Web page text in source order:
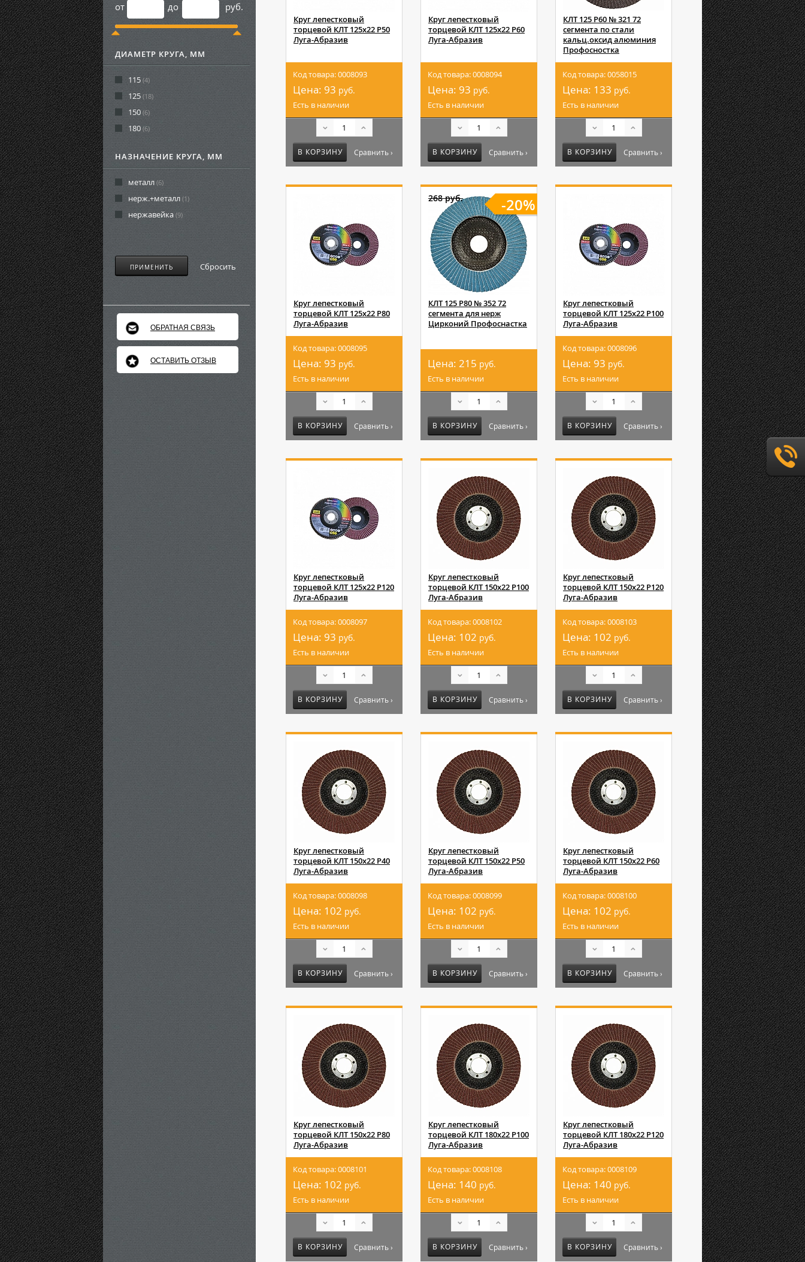
Круг лепестковый
торцевой КЛТ 125х22 Р50
Луга-Абразив
Код товара: 0008093
Цена: 93 руб.
Есть в наличии
В КОРЗИНУ Сравнить ›
Круг лепестковый
торцевой КЛТ 125х22 Р60
Луга-Абразив
Код товара: 0008094
Цена: 93 руб.
Есть в наличии
В КОРЗИНУ Сравнить ›
КЛТ 125 Р60 № 321 72
сегмента по стали
кальц.оксид алюминия
Профосностка
Код товара: 0058015
Цена: 133 руб.
Есть в наличии
В КОРЗИНУ Сравнить ›
Круг лепестковый
торцевой КЛТ 125х22 Р80
Луга-Абразив
Код товара: 0008095
Цена: 93 руб.
Есть в наличии
В КОРЗИНУ Сравнить ›
КЛТ 125 Р80 № 352 72
сегмента для нерж
Цирконий Профоснастка
-20%
268 руб.
Цена: 215 руб.
Есть в наличии
В КОРЗИНУ Сравнить ›
Круг лепестковый
торцевой КЛТ 125х22 Р100
Луга-Абразив
Код товара: 0008096
Цена: 93 руб.
Есть в наличии
В КОРЗИНУ Сравнить ›
Круг лепестковый
торцевой КЛТ 125х22 Р120
Луга-Абразив
Код товара: 0008097
Цена: 93 руб.
Есть в наличии
В КОРЗИНУ Сравнить ›
Круг лепестковый
торцевой КЛТ 150х22 Р100
Луга-Абразив
Код товара: 0008102
Цена: 102 руб.
Есть в наличии
В КОРЗИНУ Сравнить ›
Круг лепестковый
торцевой КЛТ 150х22 Р120
Луга-Абразив
Код товара: 0008103
Цена: 102 руб.
Есть в наличии
В КОРЗИНУ Сравнить ›
Круг лепестковый
торцевой КЛТ 150х22 Р40
Луга-Абразив
Код товара: 0008098
Цена: 102 руб.
Есть в наличии
В КОРЗИНУ Сравнить ›
Круг лепестковый
торцевой КЛТ 150х22 Р50
Луга-Абразив
Код товара: 0008099
Цена: 102 руб.
Есть в наличии
В КОРЗИНУ Сравнить ›
Круг лепестковый
торцевой КЛТ 150х22 Р60
Луга-Абразив
Код товара: 0008100
Цена: 102 руб.
Есть в наличии
В КОРЗИНУ Сравнить ›
Круг лепестковый
торцевой КЛТ 150х22 Р80
Луга-Абразив
Код товара: 0008101
Цена: 102 руб.
Есть в наличии
В КОРЗИНУ Сравнить ›
Круг лепестковый
торцевой КЛТ 180х22 Р100
Луга-Абразив
Код товара: 0008108
Цена: 140 руб.
Есть в наличии
В КОРЗИНУ Сравнить ›
Круг лепестковый
торцевой КЛТ 180х22 Р120
Луга-Абразив
Код товара: 0008109
Цена: 140 руб.
Есть в наличии
В КОРЗИНУ Сравнить ›
от до руб.
ДИАМЕТР КРУГА, ММ
115 (4)
125 (18)
150 (6)
180 (6)
НАЗНАЧЕНИЕ КРУГА, ММ
металл (6)
нерж.+металл (1)
нержавейка (9)
ПРИМЕНИТЬ Сбросить
ОБРАТНАЯ СВЯЗЬ
ОСТАВИТЬ ОТЗЫВ